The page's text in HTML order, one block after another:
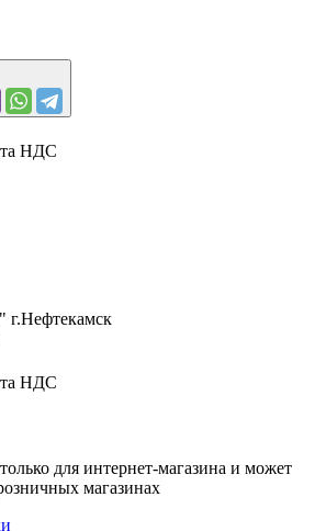
НДС
НДС
для интернет-магазина и может
магазинах